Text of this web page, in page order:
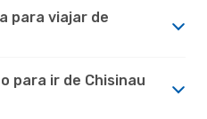
para viajar de
para ir de Chisinau